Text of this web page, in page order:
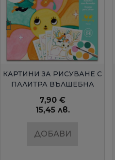
БЪРЗ ПРЕГЛЕД
КАРТИНИ ЗА РИСУВАНЕ С
ПАЛИТРА ВЪЛШЕБНА
7,90 €
15,45 лв.
ДОБАВИ